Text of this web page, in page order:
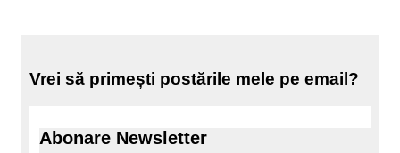
Vrei să primești postările mele pe email?
Abonare Newsletter